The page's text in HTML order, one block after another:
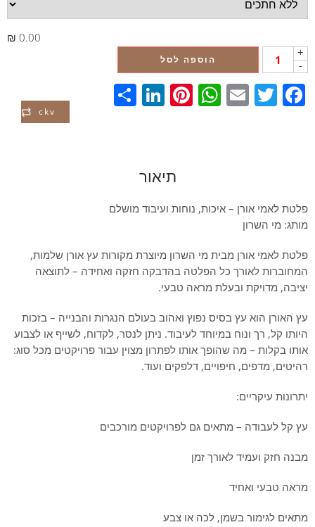
0.00 ₪
+
-
הוספה לסל
ckv
Facebook
Twitter
Email
WhatsApp
Pinterest
LinkedIn
Share
תיאור
פלטת לאמי אורן – איכות, נוחות ועיבוד מושלם
מותג: מי השרון
פלטת לאמי אורן מבית מי השרון מיוצרת מקורות עץ אורן שלמות,
המחוברות לאורך כל הפלטה בהדבקה חזקה ואחידה – לתוצאה
יציבה, מדויקת ובעלת מראה טבעי.
עץ האורן הוא עץ בסיס נפוץ ואהוב בעולם הנגרות והבנייה – בזכות
היותו קל, רך ונוח במיוחד לעיבוד. ניתן לנסר, לקדוח, לשייף או לצבוע
אותו בקלות – מה שהופך אותו לפתרון מצוין עבור פרויקטים מכל סוג:
רהיטים, מדפים, חיפויים, דלפקים ועוד.
יתרונות עיקריים:
עץ קל לעבודה – מתאים גם לפרויקטים מורכבים
מבנה חזק ועמיד לאורך זמן
מראה טבעי ואחיד
מתאים לגימור בשמן, לכה או צבע